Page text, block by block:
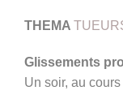
THEMA
Glissements
Un soir, au